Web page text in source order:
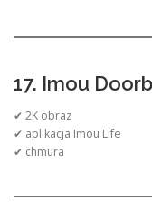
17. Imou
✔ 2K obraz
✔ aplikacja Imou Life
✔ chmura